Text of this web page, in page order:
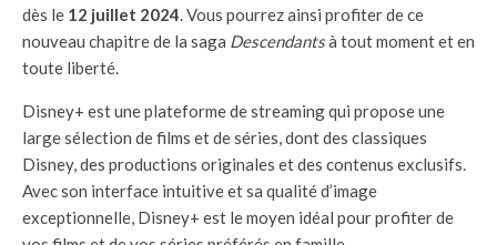
dès le 12 juillet 2024. Vous pourrez ainsi profiter de ce
nouveau chapitre de la saga Descendantsà tout moment et en
toute liberté.
Disney+ est une plateforme de streaming qui propose une
large sélection de films et de séries, dont des classiques
Disney, des productions originales et des contenus exclusifs.
Avec son interface intuitive et sa qualité d’image
exceptionnelle, Disney+ est le moyen idéal pour profiter de